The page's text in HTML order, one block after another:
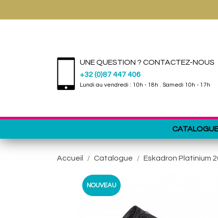
UNE QUESTION ? CONTACTEZ-NOUS
+32 (0)87 447 406
Lundi au vendredi : 10h - 18h . Samedi 10h - 17h
CATALOGUE
Accueil Catalogue Eskadron Platinium
NOUVEAU